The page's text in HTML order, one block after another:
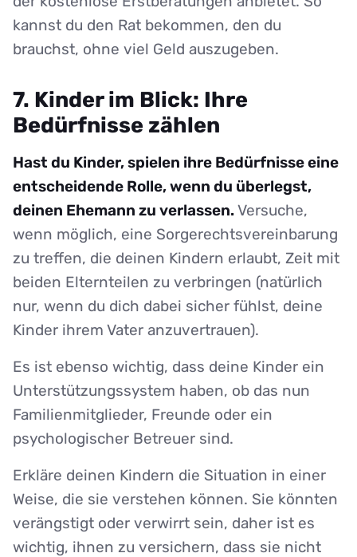
kannst du den Rat bekommen, den du
brauchst, ohne viel Geld auszugeben.
7. Kinder im Blick: Ihre
Bedürfnisse zählen
Hast du Kinder, spielen ihre Bedürfnisse eine
entscheidende Rolle, wenn du überlegst,
deinen Ehemann zu verlassen.Versuche,
wenn möglich, eine Sorgerechtsvereinbarung
zu treffen, die deinen Kindern erlaubt, Zeit mit
beiden Elternteilen zu verbringen (natürlich
nur, wenn du dich dabei sicher fühlst, deine
Kinder ihrem Vater anzuvertrauen).
Es ist ebenso wichtig, dass deine Kinder ein
Unterstützungssystem haben, ob das nun
Familienmitglieder, Freunde oder ein
psychologischer Betreuer sind.
Erkläre deinen Kindern die Situation in einer
Weise, die sie verstehen können. Sie könnten
verängstigt oder verwirrt sein, daher ist es
wichtig, ihnen zu versichern, dass sie nicht